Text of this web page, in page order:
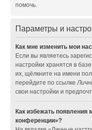
помочь.
Параметры и
Как мне изменить мои
Если вы являетесь
настройки хранятся в
их, щёлкните на имени
перейдите по ссылке
свои настройки и
Как избежать появления
конференции»?